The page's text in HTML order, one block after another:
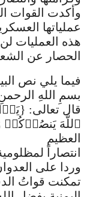
وأكدت القوات
عملياتها
هذه العمليات
الحصار عن
فيما يلي نص
بسمِ اللهِ
قال تعالى:
ٱللَّهَ یَنصُرۡكُمۡ
العظيم
انتصاراً
وردا على
تمكنت قواتُ